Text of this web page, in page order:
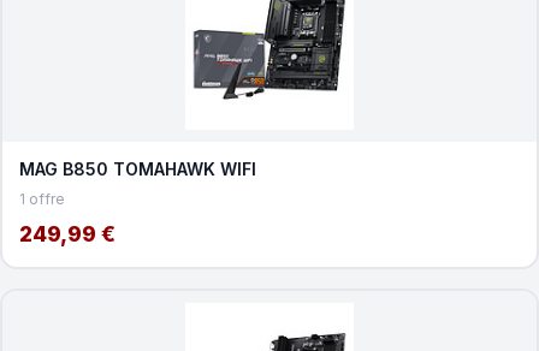
MAG B850 TOMAHAWK WIFI
1 offre
249,99 €